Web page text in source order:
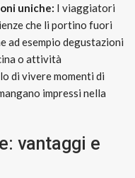
uniche: I viaggiatori
che li portino fuori
ad esempio degustazioni
o attività
di vivere momenti di
impressi nella
vantaggi e